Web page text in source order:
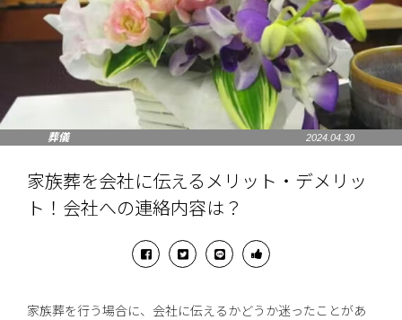
葬儀 2024.04.30
家族葬を会社に伝えるメリット・デメリッ
ト！会社への連絡内容は？
家族葬を行う場合に、会社に伝えるかどうか迷ったことがあ